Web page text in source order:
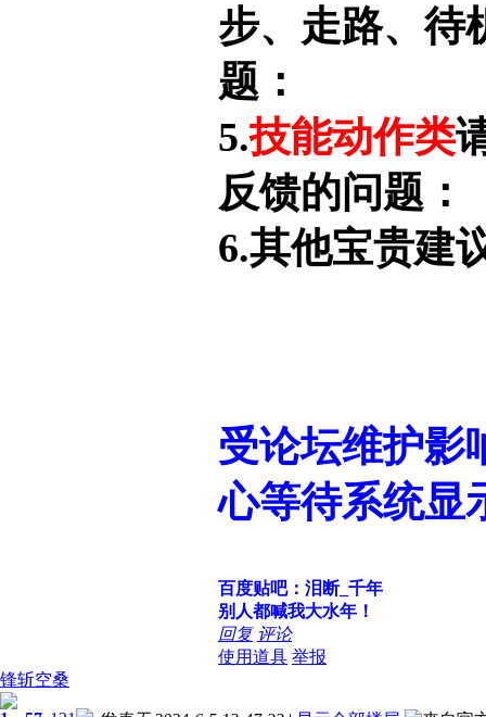
步、走路、待
题：
5.技能动作类
反馈的问题：
6.其他宝贵建
受论坛维护影
心等待系统显
百度贴吧：泪断_千年
别人都喊我大水年！
回复 评论
使用道具 举报
锋斩空桑